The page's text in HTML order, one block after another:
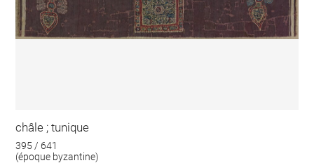
châle ; tunique
395 / 641
(époque byzantine)